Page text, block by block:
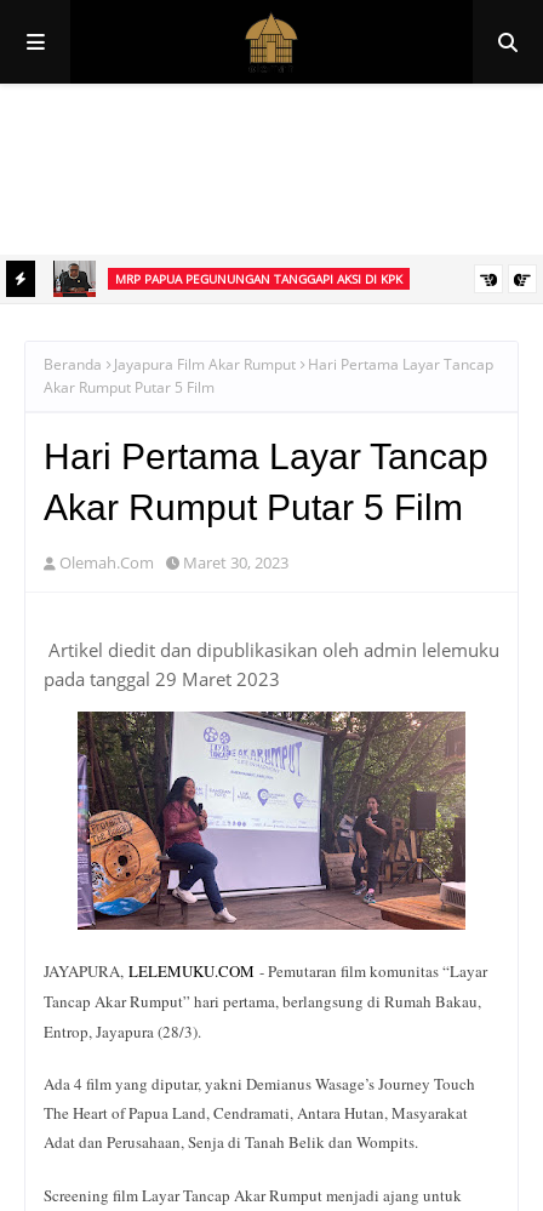
MRP PAPUA PEGUNUNGAN TANGGAPI AKSI DI KPK
Beranda Jayapura Film Akar Rumput
Hari Pertama Layar Tancap
Akar Rumput Putar 5 Film
Hari Pertama Layar Tancap
Akar Rumput Putar 5 Film
Olemah.Com Maret 30, 2023
Artikel diedit dan dipublikasikan oleh admin lelemuku
pada tanggal 29 Maret 2023
JAYAPURA, LELEMUKU.COM - Pemutaran film komunitas “Layar
Tancap Akar Rumput” hari pertama, berlangsung di Rumah Bakau,
Entrop, Jayapura (28/3).
Ada 4 film yang diputar, yakni Demianus Wasage’s Journey Touch
The Heart of Papua Land, Cendramati, Antara Hutan, Masyarakat
Adat dan Perusahaan, Senja di Tanah Belik dan Wompits.
Screening film Layar Tancap Akar Rumput menjadi ajang untuk